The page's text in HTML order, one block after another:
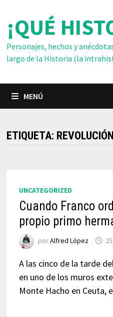
contenido
¡QUÉ
Personajes, hechos y
largo de la Historia (la
MENÚ
ETIQUETA:
UNCATEGORIZED
Cuando Franco
propio primo
porAlfred López
A las cinco de la tarde
en uno de los muros
Monte Hacho en